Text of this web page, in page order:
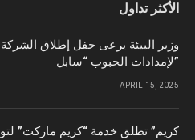
الأكثر تداول
وزير البيئة يرعى حفل إطلاق الشركة
لإمدادات الحبوب “سابل”
APRIL 15, 2025